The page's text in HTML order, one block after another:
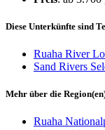
Diese Unterkünfte sind
Ruaha River
Sand Rivers
Mehr über die
Ruaha